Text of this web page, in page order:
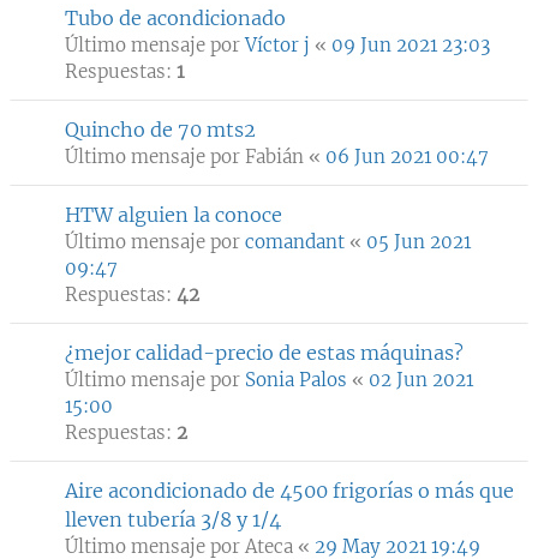
Tubo de acondicionado
Último mensaje porVíctor j « 09 Jun 2021 23:03
Respuestas: 1
Quincho de 70 mts2
Último mensaje por Fabián « 06 Jun 2021 00:47
HTW alguien la conoce
Último mensaje por comandant « 05 Jun 2021
09:47
Respuestas: 42
¿mejor calidad-precio de estas máquinas?
Último mensaje por Sonia Palos « 02 Jun 2021
15:00
Respuestas: 2
Aire acondicionado de 4500 frigorías o más que
lleven tubería 3/8 y 1/4
Último mensaje por Ateca « 29 May 2021 19:49